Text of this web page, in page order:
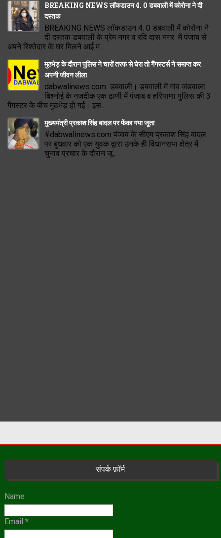
BREAKING NEWS लॉकडाउन 4. 0 डबवाली में कोरोना ने दी
दस्तक
BREAKING NEWS लॉकडाउन 4. 0 डबवाली में कोरोना ने
दी दस्तक डबवाली के प्रेम नगर व रवि दास नगर में पंजाब से
अपने रिश्तेदार के घर मिलने आई म...
मुठभेड़ के दौरान पुलिस ने चारों तरफ से घेरा तो गैंगस्टर्स ने समाप्त कर
अपनी जीवन लीला
dabwalinews.com डबवाली। डबवाली में गांव जंडवाला
बिश्नोई के नजदीक एक ढाणी में पंजाब व हरियाणा पुलिस की 3
गैंगस्टर के बीच मुठभेड़ हो गई। इस...
मुख्यमंत्री प्रकाश सिंह बादल पर फेंका गया जूता
#dabwalinews.com पंजाब के सीएम प्रकाश सिंह बादल
पर बुधवार को एक युवक द्वारा उनके ही विधानसभा क्षेत्र में
चुनाव प्रचार के दौरान जू...
संपर्क फ़ॉर्म
Name
Email *